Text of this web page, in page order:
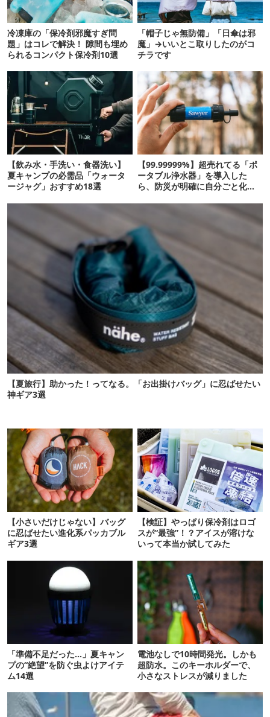
冷凍庫の「保冷剤邪魔すぎ問
題」はコレで解決！ 隙間も埋め
られるコンパクト保冷剤10選
「帽子じゃ無防備」「日傘は邪
魔」→いいとこ取りしたのがコ
チラです
【飲み水・手洗い・食器洗い】
夏キャンプの必需品「ウォータ
ージャグ」おすすめ18選
【99.99999%】超売れてる「ポ
ータブル浄水器」を導入した
ら、防災が明確に自分ごと化し
【夏旅行】助かった！ってなる。「お出掛けバッグ」に忍ばせたい
神ギア3選
【小さいだけじゃない】バッグ
に忍ばせたい進化系パッカブル
ギア3選
【検証】やっぱり保冷剤はロゴ
スが“最強”！？アイスが溶けな
いって本当か試してみた
「準備不足だった…」夏キャン
プの“絶望”を防ぐ虫よけアイテ
ム14選
電池なしで10時間発光。しかも
超防水。このキーホルダーで、
小さなストレスが減りました